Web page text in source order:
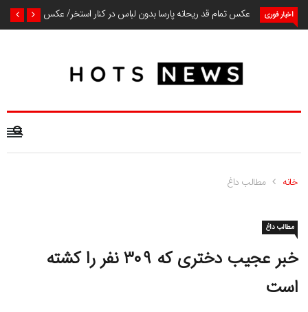
اخبار فوری عکس تمام قد ریحانه پارسا بدون لباس در کنار استخر/ عکس
خانه مطالب داغ
مطالب داغ
خبر عجیب دختری که ۳۰۹ نفر را کشته
است